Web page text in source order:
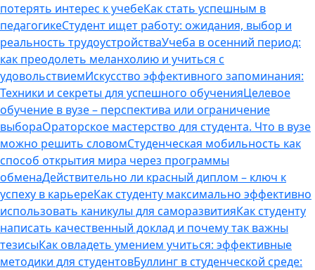
потерять интерес к учебеКак стать успешным в
педагогикеСтудент ищет работу: ожидания, выбор и
реальность трудоустройстваУчеба в осенний период:
как преодолеть меланхолию и учиться с
удовольствиемИскусство эффективного запоминания:
Техники и секреты для успешного обученияЦелевое
обучение в вузе – перспектива или ограничение
выбораОраторское мастерство для студента. Что в вузе
можно решить словомСтуденческая мобильность как
способ открытия мира через программы
обменаДействительно ли красный диплом – ключ к
успеху в карьереКак студенту максимально эффективно
использовать каникулы для саморазвитияКак студенту
написать качественный доклад и почему так важны
тезисыКак овладеть умением учиться: эффективные
методики для студентовБуллинг в студенческой среде: